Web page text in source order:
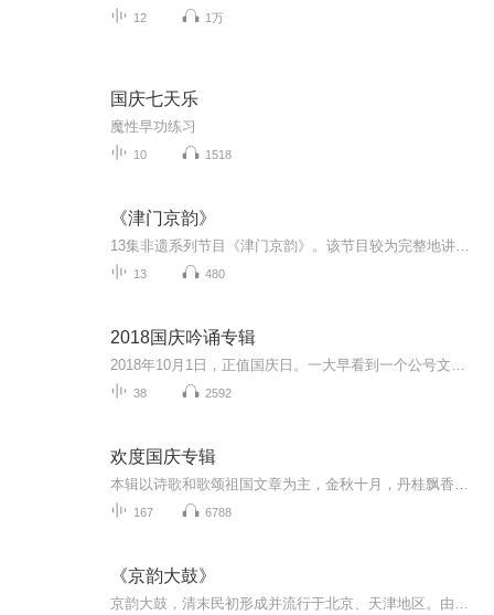
12 1万
国庆七天乐
魔性早功练习
10 1518
《津门京韵》
13 480
2018国庆吟诵专辑
38 2592
欢度国庆专辑
167 6788
《京韵大鼓》